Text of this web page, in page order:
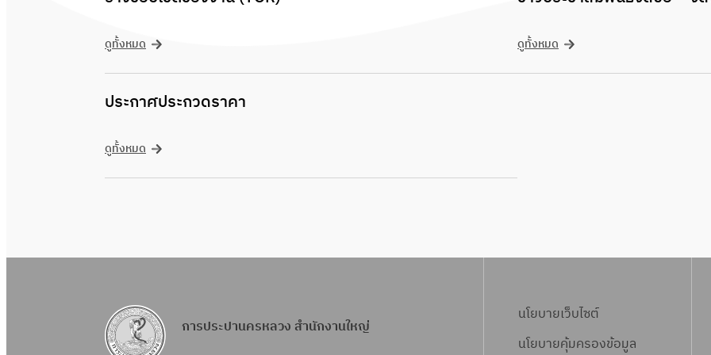
ดูทั้งหมด ดูทั้งหมด
ประกาศประกวดราคา
ดูทั้งหมด
การประปานครหลวง สำนักงานใหญ่
นโยบายเว็บไซต์
นโยบายคุ้มครองข้อมูล